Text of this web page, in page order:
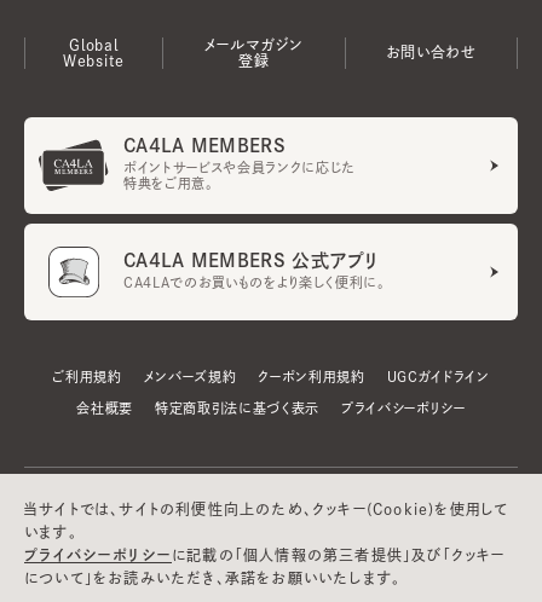
Global
Website
メールマガジン
登録
お問い合わせ
CA4LA MEMBERS
ポイントサービスや会員ランクに応じた
特典をご用意。
CA4LA MEMBERS 公式アプリ
CA4LAでのお買いものをより楽しく便利に。
ご利用規約 メンバーズ規約 クーポン利用規約 UGCガイドライン
会社概要 特定商取引法に基づく表示 プライバシーポリシー
当サイトでは、サイトの利便性向上のため、クッキー(Cookie)を使用して
います。
プライバシーポリシー に記載の「個人情報の第三者提供」及び「クッキー
について」をお読みいただき、承諾をお願いいたします。